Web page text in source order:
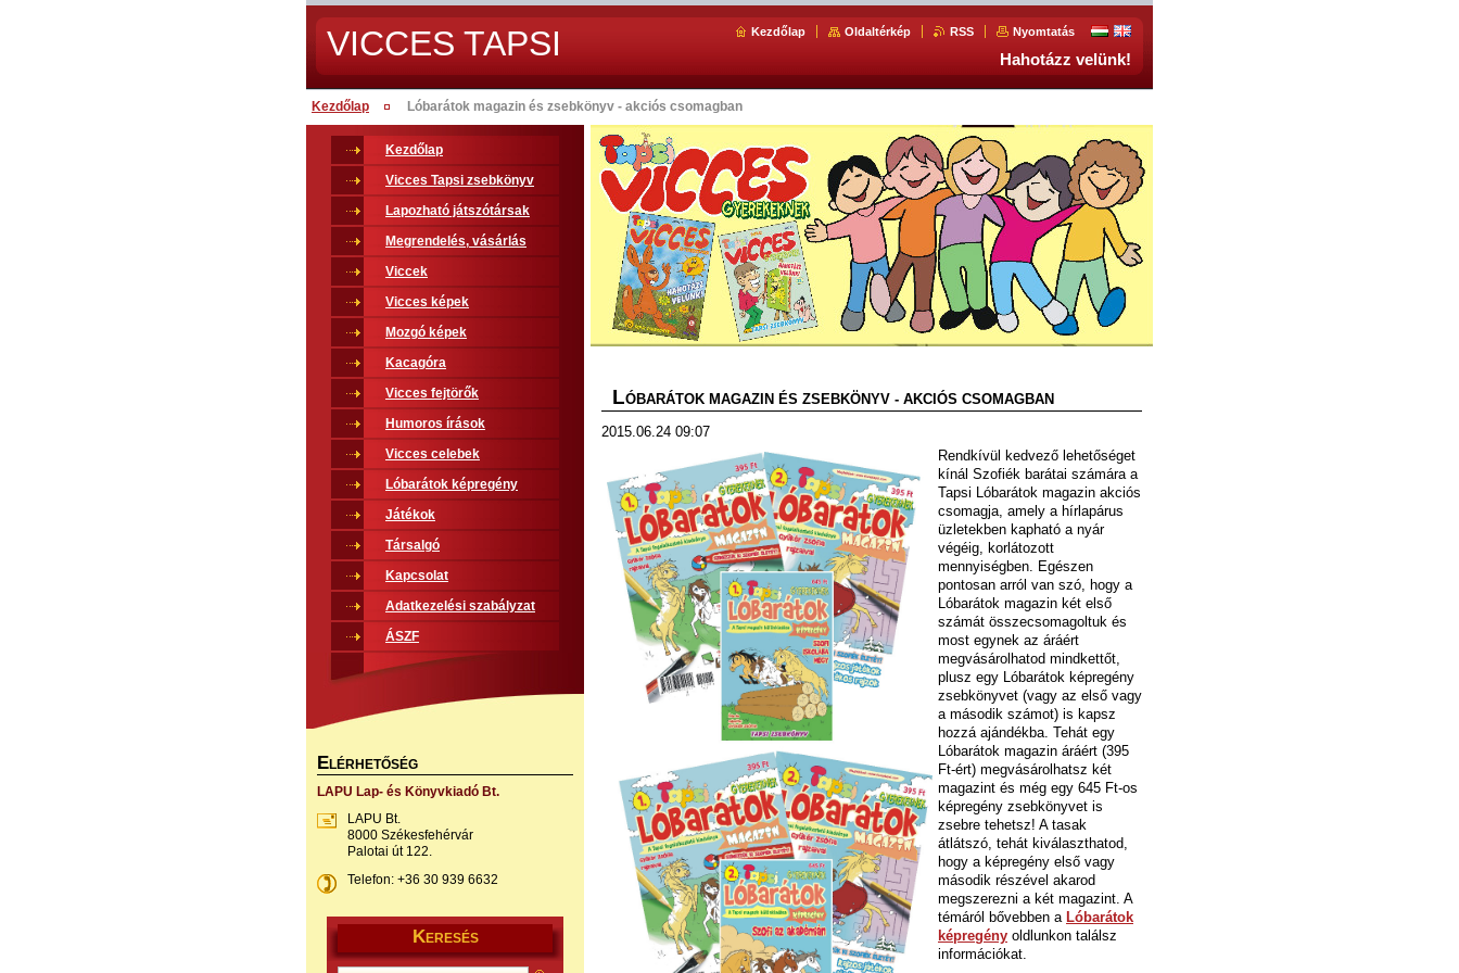
VICCES TAPSI Kezdőlap Oldaltérkép RSS Nyomtatás
Hahotázz velünk!
Kezdőlap Lóbarátok magazin és zsebkönyv - akciós csomagban
LÓBARÁTOK MAGAZIN ÉS ZSEBKÖNYV - AKCIÓS CSOMAGBAN
2015.06.24 09:07
Rendkívül kedvező lehetőséget
kínál Szofiék barátai számára a
Tapsi Lóbarátok magazin akciós
csomagja, amely a hírlapárus
üzletekben kapható a nyár
végéig, korlátozott
mennyiségben. Egészen
pontosan arról van szó, hogy a
Lóbarátok magazin két első
számát összecsomagoltuk és
most egynek az áráért
megvásárolhatod mindkettőt,
plusz egy Lóbarátok képregény
zsebkönyvet (vagy az első vagy
a második számot) is kapsz
hozzá ajándékba. Tehát egy
Lóbarátok magazin áráért (395
Ft-ért) megvásárolhatsz két
magazint és még egy 645 Ft-os
képregény zsebkönyvet is
zsebre tehetsz! A tasak
átlátszó, tehát kiválaszthatod,
hogy a képregény első vagy
második részével akarod
megszerezni a két magazint. A
témáról bővebben a Lóbarátok
képregény oldlunkon találsz
információkat.
Kezdőlap
Vicces Tapsi zsebkönyv
Lapozható játszótársak
Megrendelés, vásárlás
Viccek
Vicces képek
Mozgó képek
Kacagóra
Vicces fejtörők
Humoros írások
Vicces celebek
Lóbarátok képregény
Játékok
Társalgó
Kapcsolat
Adatkezelési szabályzat
ÁSZF
ELÉRHETŐSÉG
LAPU Lap- és Könyvkiadó Bt.
LAPU Bt.
8000 Székesfehérvár
Palotai út 122.
Telefon: +36 30 939 6632
KERESÉS